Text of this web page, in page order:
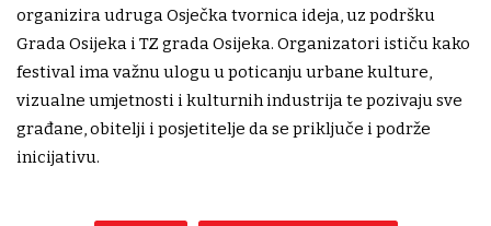
organizira udruga Osječka tvornica ideja, uz podršku
Grada Osijeka i TZ grada Osijeka. Organizatori ističu kako
festival ima važnu ulogu u poticanju urbane kulture,
vizualne umjetnosti i kulturnih industrija te pozivaju sve
građane, obitelji i posjetitelje da se priključe i podrže
inicijativu.